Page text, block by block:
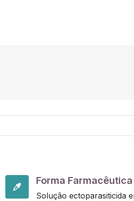
Forma Farmacêutica
Solução ectoparasiticida